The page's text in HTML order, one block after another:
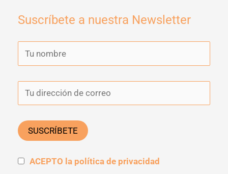
Suscríbete a nuestra Newsletter
ACEPTO la política de privacidad